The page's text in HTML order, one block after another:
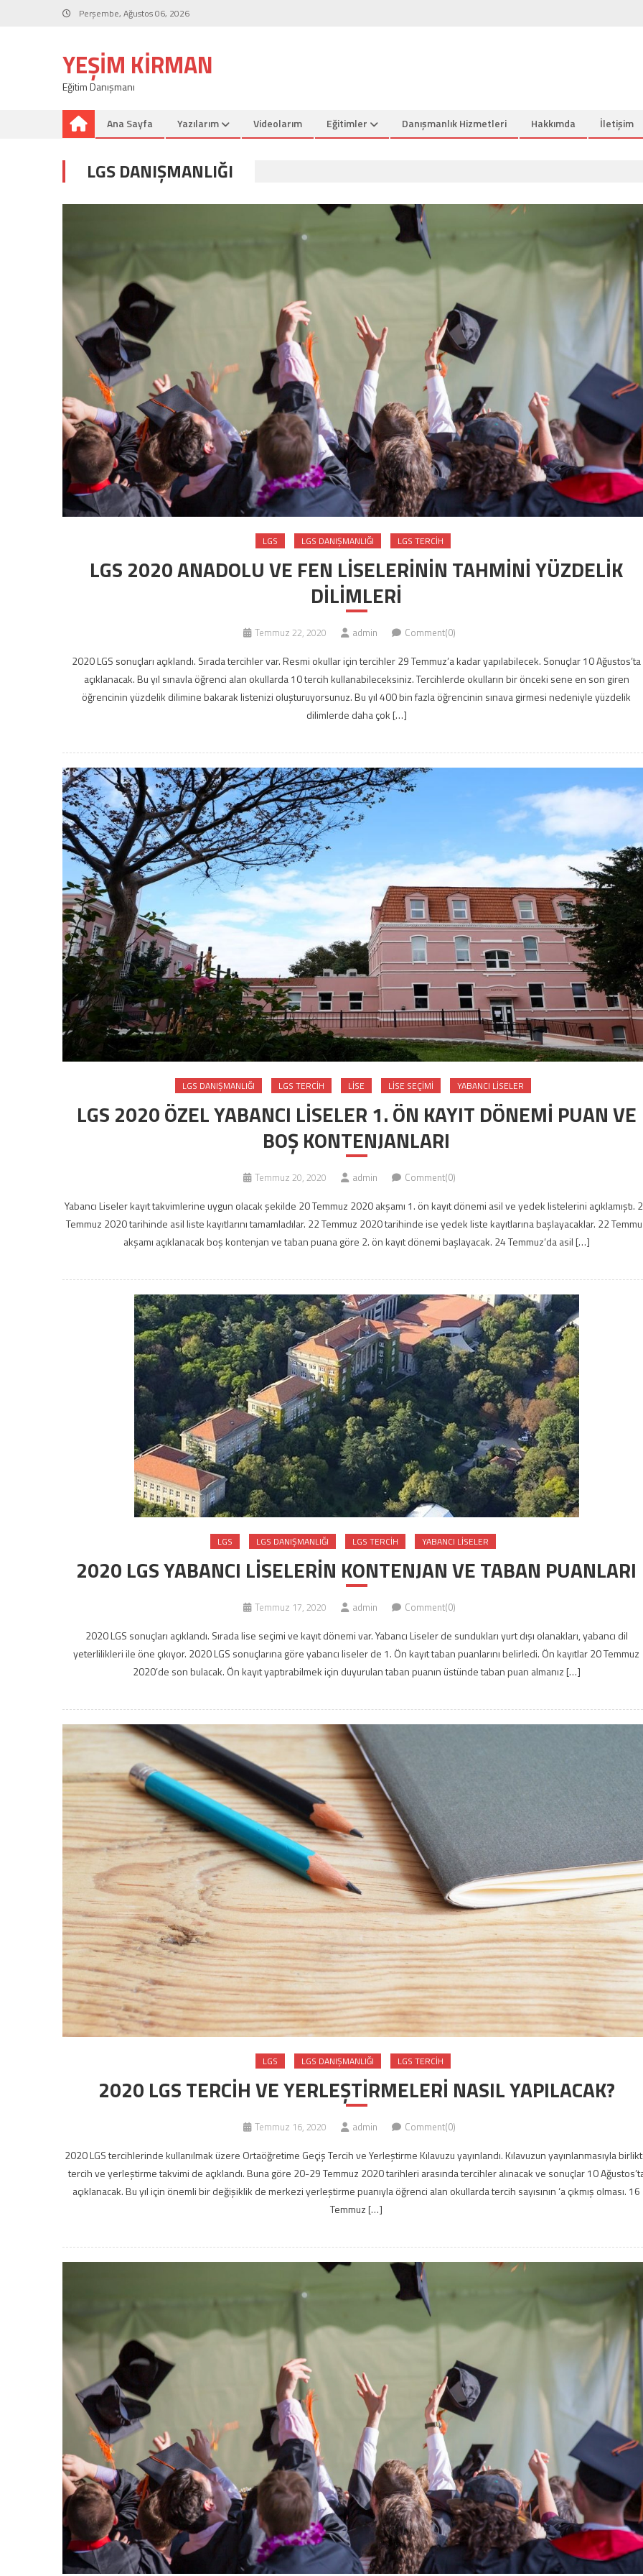
Perşembe, Ağustos 06, 2026
YEŞIM KIRMAN
Eğitim Danışmanı
Ana Sayfa Yazılarım Videolarım Eğitimler Danışmanlık Hizmetleri Hakkımda İletişim
LGS DANIŞMANLIĞI
LGS LGS DANIŞMANLIĞI LGS TERCIH
LGS 2020 ANADOLU VE FEN LİSELERİNİN TAHMİNİ YÜZDELİK
DİLİMLERİ
Temmuz 22, 2020 admin Comment(0)
2020 LGS sonuçları açıklandı. Sırada tercihler var. Resmi okullar için tercihler 29 Temmuz’a kadar yapılabilecek. Sonuçlar 10 Ağustos’ta
açıklanacak. Bu yıl sınavla öğrenci alan okullarda 10 tercih kullanabileceksiniz. Tercihlerde okulların bir önceki sene en son giren
öğrencinin yüzdelik dilimine bakarak listenizi oluşturuyorsunuz. Bu yıl 400 bin fazla öğrencinin sınava girmesi nedeniyle yüzdelik
dilimlerde daha çok […]
LGS DANIŞMANLIĞI LGS TERCIH LISE LISE SEÇIMI YABANCI LISELER
LGS 2020 ÖZEL YABANCI LİSELER 1. ÖN KAYIT DÖNEMİ PUAN VE
BOŞ KONTENJANLARI
Temmuz 20, 2020 admin Comment(0)
Yabancı Liseler kayıt takvimlerine uygun olacak şekilde 20 Temmuz 2020 akşamı 1. ön kayıt dönemi asil ve yedek listelerini açıklamıştı.
Temmuz 2020 tarihinde asil liste kayıtlarını tamamladılar. 22 Temmuz 2020 tarihinde ise yedek liste kayıtlarına başlayacaklar. 22
akşamı açıklanacak boş kontenjan ve taban puana göre 2. ön kayıt dönemi başlayacak. 24 Temmuz’da asil […]
LGS LGS DANIŞMANLIĞI LGS TERCIH YABANCI LISELER
2020 LGS YABANCI LİSELERİN KONTENJAN VE TABAN PUANLARI
Temmuz 17, 2020 admin Comment(0)
2020 LGS sonuçları açıklandı. Sırada lise seçimi ve kayıt dönemi var. Yabancı Liseler de sundukları yurt dışı olanakları, yabancı dil
yeterlilikleri ile öne çıkıyor. 2020 LGS sonuçlarına göre yabancı liseler de 1. Ön kayıt taban puanlarını belirledi. Ön kayıtlar 20 Temmuz
2020’de son bulacak. Ön kayıt yaptırabilmek için duyurulan taban puanın üstünde taban puan almanız […]
LGS LGS DANIŞMANLIĞI LGS TERCIH
2020 LGS TERCİH VE YERLEŞTİRMELERİ NASIL YAPILACAK?
Temmuz 16, 2020 admin Comment(0)
2020 LGS tercihlerinde kullanılmak üzere Ortaöğretime Geçiş Tercih ve Yerleştirme Kılavuzu yayınlandı. Kılavuzun yayınlanmasıyla
tercih ve yerleştirme takvimi de açıklandı. Buna göre 20-29 Temmuz 2020 tarihleri arasında tercihler alınacak ve sonuçlar 10
açıklanacak. Bu yıl için önemli bir değişiklik de merkezi yerleştirme puanıyla öğrenci alan okullarda tercih sayısının ‘a çıkmış olması. 16
Temmuz […]